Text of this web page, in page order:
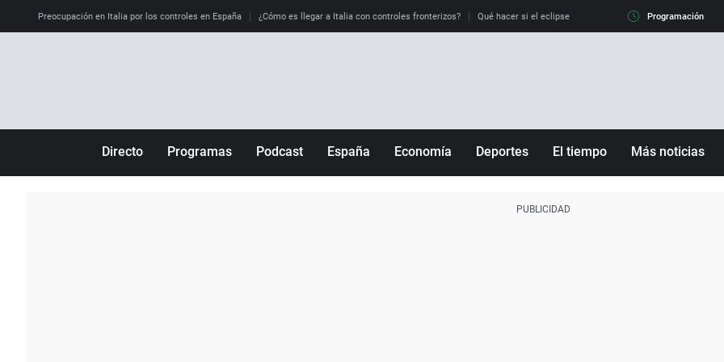
Preocupación en Italia por los controles en España ¿Cómo es llegar a Italia con controles fronterizos? Qué hacer si el eclipse me pilla conduciendo Qué tiempo
Programación
Directo Programas Podcast España Economía Deportes El tiempo Más noticias